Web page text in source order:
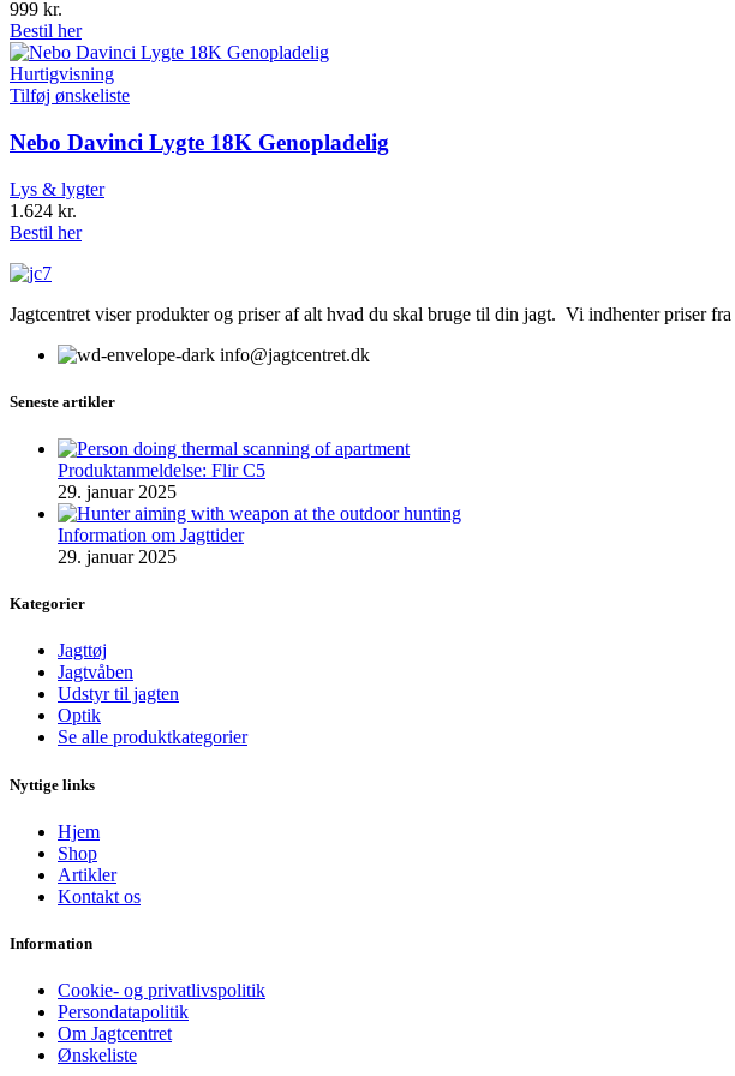
999 kr.
Bestil her
Hurtigvisning
Tilføj ønskeliste
Nebo Davinci Lygte 18K Genopladelig
Lys & lygter
1.624 kr.
Bestil her
Jagtcentret viser produkter og priser af alt hvad du skal bruge til din jagt. Vi indhenter priser
info@jagtcentret.dk
Seneste artikler
Produktanmeldelse: Flir C5
29. januar 2025
Information om Jagttider
29. januar 2025
Kategorier
Jagttøj
Jagtvåben
Udstyr til jagten
Optik
Se alle produktkategorier
Nyttige links
Hjem
Shop
Artikler
Kontakt os
Information
Cookie- og privatlivspolitik
Persondatapolitik
Om Jagtcentret
Ønskeliste